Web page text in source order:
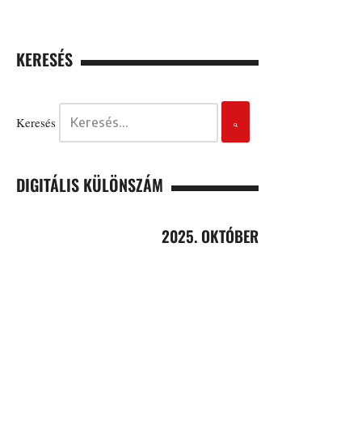
KERESÉS
Keresés
DIGITÁLIS KÜLÖNSZÁM
2025. OKTÓBER